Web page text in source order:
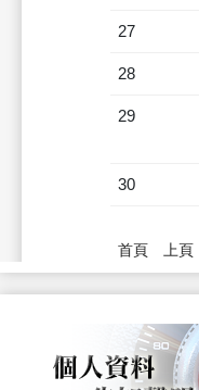
27
28
29
30
首頁 上頁